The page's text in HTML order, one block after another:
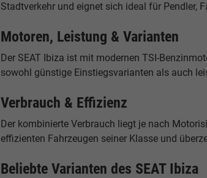
Stadtverkehr und eignet sich ideal für Pendler,
Motoren, Leistung & Varianten
Der SEAT Ibiza ist mit modernen TSI-
sowohl günstige Einstiegsvarianten als auch
Verbrauch & Effizienz
Der kombinierte Verbrauch liegt je nach
effizienten Fahrzeugen seiner Klasse und
Beliebte Varianten des SEAT Ibiza